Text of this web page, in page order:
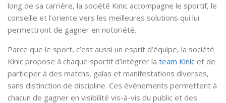
long de sa carrière, la société Kinic accompagne le sportif, le
conseille et l’oriente vers les meilleures solutions qui lui
permettront de gagner en notoriété.
Parce que le sport, c’est aussi un esprit d’équipe, la société
Kinic propose à chaque sportif d’intégrer la team Kinic et de
participer à des matchs, galas et manifestations diverses,
sans distinction de discipline. Ces évènements permettent à
chacun de gagner en visibilité vis-à-vis du public et des